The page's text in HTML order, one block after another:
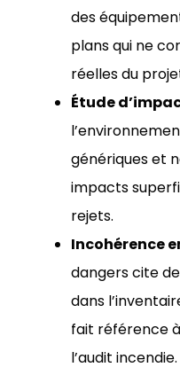
des
plans qui ne
réelles du
Étude
génériques et
impacts
rejets.
Incohérence
dangers cite
dans
fait référence
l’audit incendie.